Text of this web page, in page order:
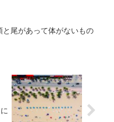
尾があって体がないもの